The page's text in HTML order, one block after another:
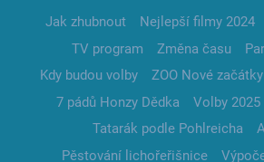
Jak zhubnout Nejlepší filmy 2024
TV program
Změna času
Kdy budou volby
ZOO Nové začátky
7 pádů Honzy Dědka
Volby 2025
Tatarák podle Pohlreicha
Pěstování lichořeřišnice